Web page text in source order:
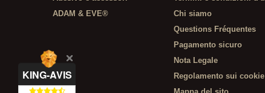
ADAM & EVE®
Chi siamo
Questions Fréquentes
Pagamento sicuro
Nota Legale
Regolamento sui cookie
KING-AVIS